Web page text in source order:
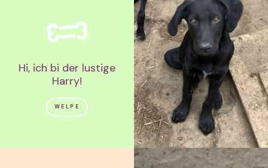
Hi, ich bi der lustige
Harry!
WELPE